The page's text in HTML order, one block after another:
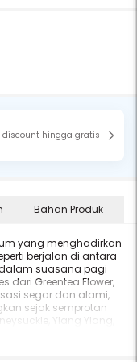
discount hingga gratis
Bahan Produk
yang menghadirkan
berjalan di antara
suasana pagi
dari Greentea Flower,
segar dan alami,
sejak semprotan
Ylang Ylang,
keharuman